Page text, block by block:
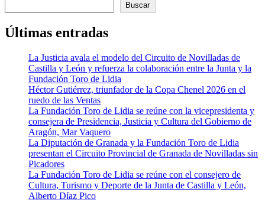
Buscar
Últimas entradas
La Justicia avala el modelo del Circuito de Novilladas de
Castilla y León y refuerza la colaboración entre la Junta y la
Fundación Toro de Lidia
Héctor Gutiérrez, triunfador de la Copa Chenel 2026 en el
ruedo de las Ventas
La Fundación Toro de Lidia se reúne con la vicepresidenta y
consejera de Presidencia, Justicia y Cultura del Gobierno de
Aragón, Mar Vaquero
La Diputación de Granada y la Fundación Toro de Lidia
presentan el Circuito Provincial de Granada de Novilladas sin
Picadores
La Fundación Toro de Lidia se reúne con el consejero de
Cultura, Turismo y Deporte de la Junta de Castilla y León,
Alberto Díaz Pico